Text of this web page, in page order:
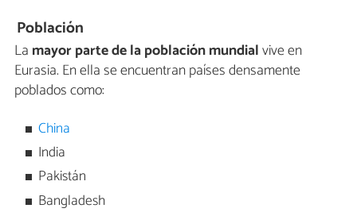
Población
La mayor parte de la población mundialvive en
Eurasia. En ella se encuentran países densamente
poblados como:
China
India
Pakistán
Bangladesh